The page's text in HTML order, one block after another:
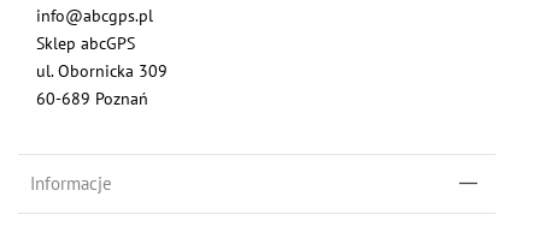
info@abcgps.pl
Sklep abcGPS
ul. Obornicka 309
60-689 Poznań
Informacje